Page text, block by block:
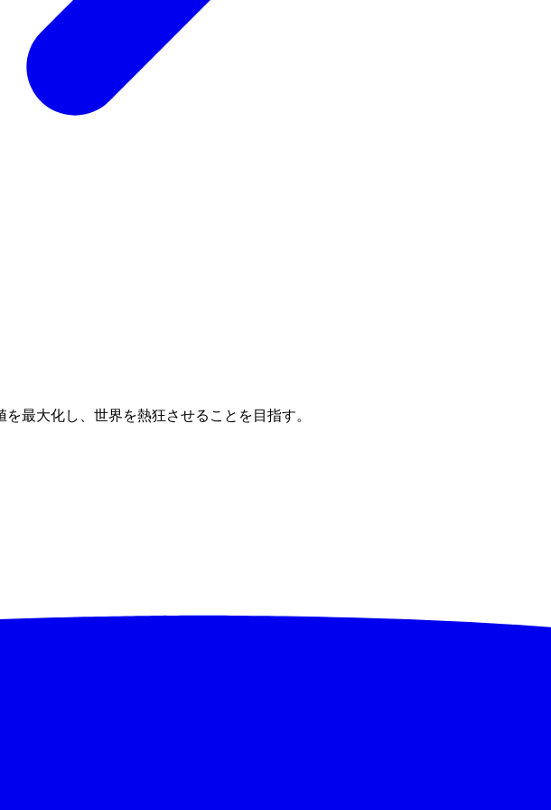
最大化し、世界を熱狂させることを目指す。